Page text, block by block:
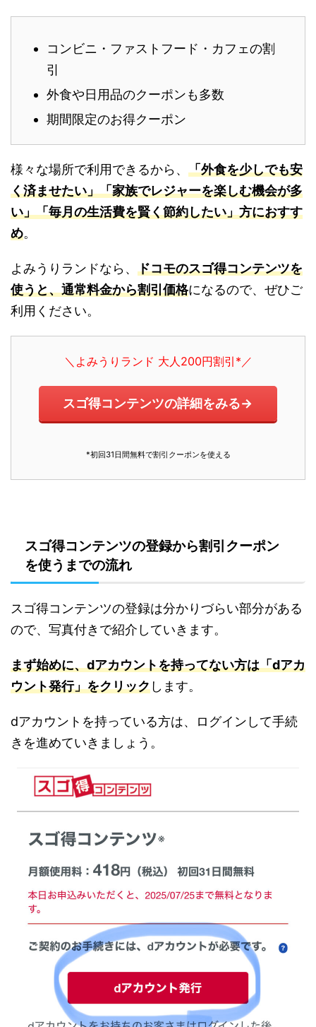
コンビニ・ファストフード・カフェの割
引
外食や日用品のクーポンも多数
期間限定のお得クーポン
様々な場所で利用できるから、 「外食を少しでも安
く済ませたい」「家族でレジャーを楽しむ機会が多
い」「毎月の生活費を賢く節約したい」方におすす
め。
よみうりランドなら、 ドコモのスゴ得コンテンツを
使うと、通常料金から割引価格になるので、ぜひご
利用ください。
＼よみうりランド 大人200円割引*／
スゴ得コンテンツの詳細をみる→
*初回31日間無料で割引クーポンを使える
スゴ得コンテンツの登録から割引クーポン
を使うまでの流れ
スゴ得コンテンツの登録は分かりづらい部分がある
ので、写真付きで紹介していきます。
まず始めに、dアカウントを持ってない方は「dアカ
ウント発行」をクリックします。
dアカウントを持っている方は、ログインして手続
きを進めていきましょう。